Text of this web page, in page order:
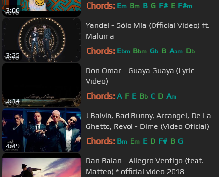
3:06 Chords: Em Bm B G F# E F#m
3:25
Yandel - Sólo Mía (Official Video) ft.
Maluma
Chords: Ebm Bbm Gb B Abm Db
3:14
Don Omar - Guaya Guaya (Lyric
Video)
Chords: A F E Bb C D Am
4:49
J Balvin, Bad Bunny, Arcangel, De La
Ghetto, Revol - Dime (Video Oficial)
Chords: Bm Em E D F# B G
Dan Balan - Allegro Ventigo (feat.
Matteo) * official video 2018